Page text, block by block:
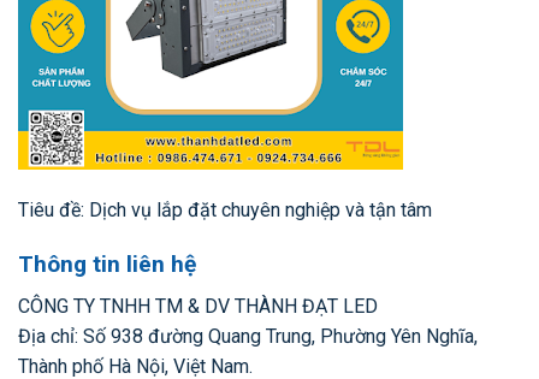
Tiêu đề: Dịch vụ lắp đặt chuyên nghiệp và tận tâm
Thông tin liên hệ
CÔNG TY TNHH TM & DV THÀNH ĐẠT LED
Địa chỉ: Số 938 đường Quang Trung, Phường Yên Nghĩa,
Thành phố Hà Nội, Việt Nam.